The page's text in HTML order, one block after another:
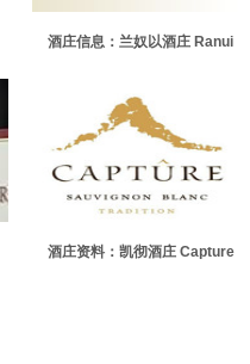
酒庄信息：兰奴以酒庄 Ranui
酒庄资料：凯彻酒庄 Capture